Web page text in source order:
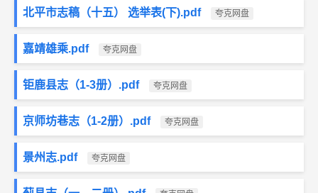
北平市志稿（十五） 选举表(下).pdf 夸克网盘
嘉靖雄乘.pdf 夸克网盘
钜鹿县志（1-3册）.pdf 夸克网盘
京师坊巷志（1-2册）.pdf 夸克网盘
景州志.pdf 夸克网盘